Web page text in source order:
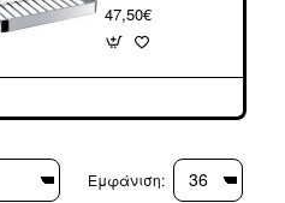
47,50€
Εμφάνιση: